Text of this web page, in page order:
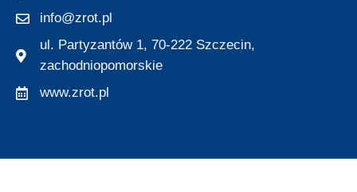
info@zrot.pl
ul. Partyzantów 1, 70-222 Szczecin,
zachodniopomorskie
www.zrot.pl